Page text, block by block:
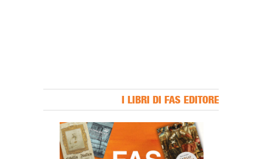
I LIBRI DI FAS EDITORE